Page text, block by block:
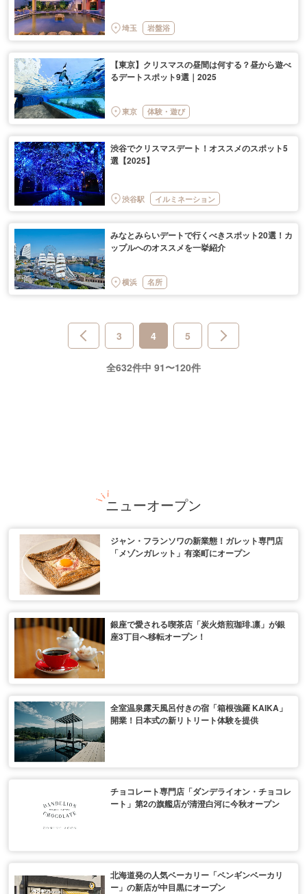
埼玉 岩盤浴
【東京】クリスマスの昼間は何する？昼から遊べ
るデートスポット9選｜2025
東京 体験・遊び
渋谷でクリスマスデート！オススメのスポット5
選【2025】
渋谷駅 イルミネーション
みなとみらいデートで行くべきスポット20選！カ
ップルへのオススメを一挙紹介
横浜 名所
3 4 5
全632件中 91〜120件
ニューオープン
ジャン・フランソワの新業態！ガレット専門店
「メゾンガレット」有楽町にオープン
銀座で愛される喫茶店「炭火焙煎珈琲.凛」が銀
座3丁目へ移転オープン！
全室温泉露天風呂付きの宿「箱根強羅 KAIKA」
開業！日本式の新リトリート体験を提供
チョコレート専門店「ダンデライオン・チョコレ
ート」第2の旗艦店が清澄白河に今秋オープン
北海道発の人気ベーカリー「ペンギンベーカリ
ー」の新店が中目黒にオープン